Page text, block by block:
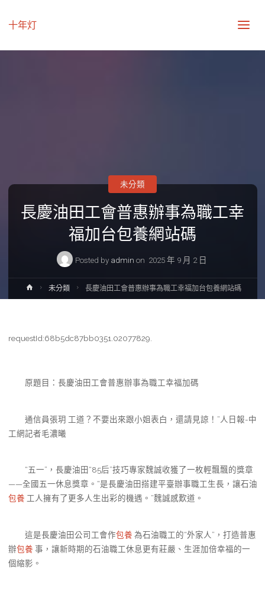
十年灯
長慶油田工會普惠辦事為職工幸
福加台包養網站碼
Posted by admin on 2025 年 9 月 2 日
未分類
Home未分類 長慶油田工會普惠辦事為職工幸福加台包養網站碼
requestId:68b5dc87bb0351.02077829.
原題目：長慶油田工會普惠辦事為職工幸福加碼
通信員張玥 工道？不要出來跟小姐表白，還請見諒！”人日報-中
工網記者毛濃曦
“五一”，長慶油田“85后”技巧專家魏誠收獲了一枚輕飄飄的獎章
——全國五一休息獎章。“是長慶油田搭建平臺辦事職工生長，讓石油
包養 工人擁有了更多人生出彩的機遇。”魏誠感歎道。
這是長慶油田公司工會作包養 為石油職工的“外家人”，打造普惠
辦包養 事，讓新時期的石油職工休息更有莊嚴、生涯加倍幸福的一
個縮影。